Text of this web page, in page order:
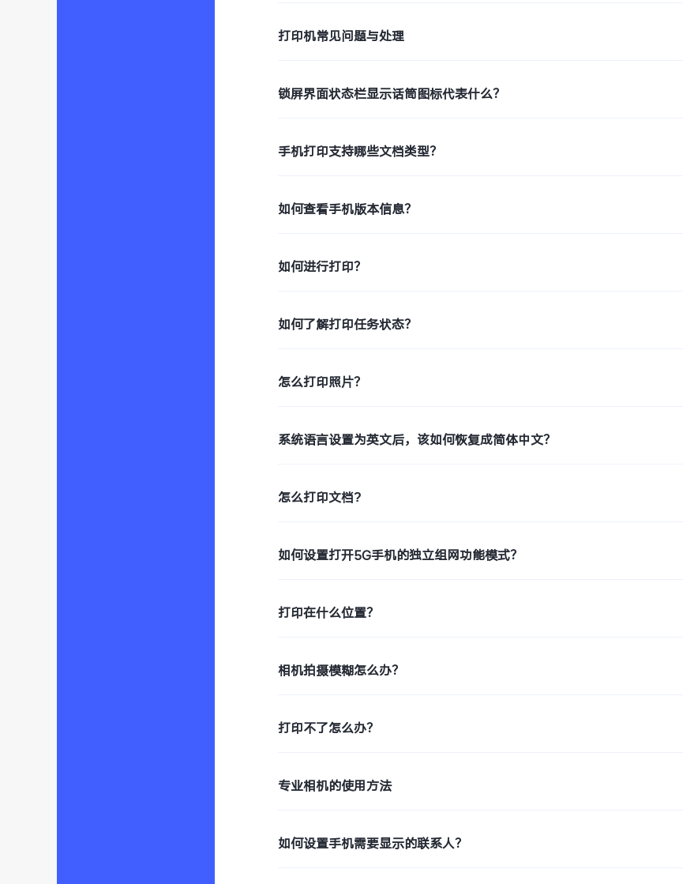
打印机常见问题与处理
锁屏界面状态栏显示话筒图标代表什么？
手机打印支持哪些文档类型？
如何查看手机版本信息？
如何进行打印？
如何了解打印任务状态？
怎么打印照片？
系统语言设置为英文后，该如何恢复成简体中文？
怎么打印文档?
如何设置打开5G手机的独立组网功能模式？
打印在什么位置？
相机拍摄模糊怎么办？
打印不了怎么办？
专业相机的使用方法
如何设置手机需要显示的联系人？